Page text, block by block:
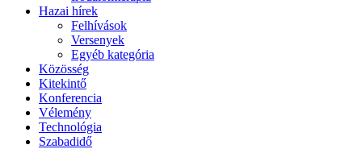
Hazai hírek
Felhívások
Versenyek
Egyéb kategória
Közösség
Kitekintő
Konferencia
Vélemény
Technológia
Szabadidő